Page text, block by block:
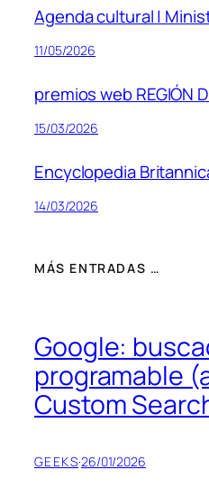
Agenda cultural |
11/05/2026
premios web REGIÓN
15/03/2026
Encyclopedia
14/03/2026
MÁS ENTRADAS …
Google:
programable
Custom
GEEKS·26/01/2026